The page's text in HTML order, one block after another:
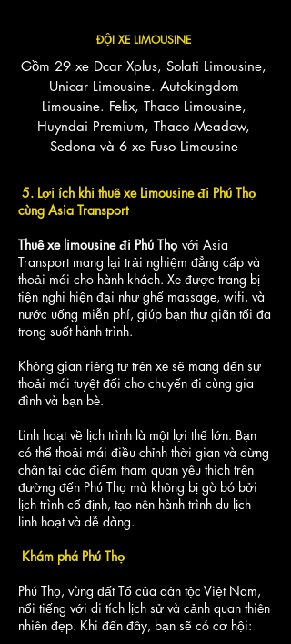
ĐỘI XE LIMOUSINE
Gồm 29 xe Dcar Xplus, Solati Limousine,
Unicar Limousine. Autokingdom
Limousine. Felix, Thaco Limousine,
Huyndai Premium, Thaco Meadow,
Sedona và 6 xe Fuso Limousine
5. Lợi ích khi thuê xe Limousine đi Phú Thọ
cùng Asia Transport
Thuê xe limousine đi Phú Thọ với Asia
Transport mang lại trải nghiệm đẳng cấp và
thoải mái cho hành khách. Xe được trang bị
tiện nghi hiện đại như ghế massage, wifi, và
nước uống miễn phí, giúp bạn thư giãn tối đa
trong suốt hành trình.
Không gian riêng tư trên xe sẽ mang đến sự
thoải mái tuyệt đối cho chuyến đi cùng gia
đình và bạn bè.
Linh hoạt về lịch trình là một lợi thế lớn. Bạn
có thể thoải mái điều chỉnh thời gian và dừng
chân tại các điểm tham quan yêu thích trên
đường đến Phú Thọ mà không bị gò bó bởi
lịch trình cố định, tạo nên hành trình du lịch
linh hoạt và dễ dàng.
Khám phá Phú Thọ
Phú Thọ, vùng đất Tổ của dân tộc Việt Nam,
nổi tiếng với di tích lịch sử và cảnh quan thiên
nhiên đẹp. Khi đến đây, bạn sẽ có cơ hội: